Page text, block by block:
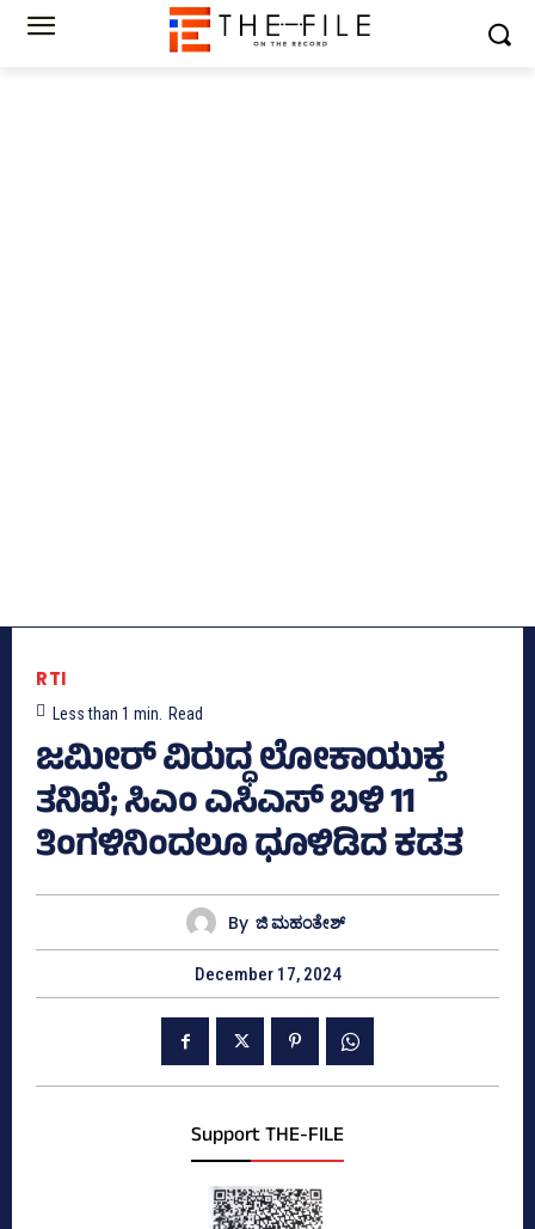
RTI
Less than 1 min. Read
ಜಮೀರ್ ವಿರುದ್ಧ ಲೋಕಾಯುಕ್ತ
ತನಿಖೆ; ಸಿಎಂ ಎಸಿಎಸ್‌ ಬಳಿ 11
ತಿಂಗಳಿನಿಂದಲೂ ಧೂಳಿಡಿದ ಕಡತ
By ಜಿ ಮಹಂತೇಶ್
December 17, 2024
Support THE-FILE